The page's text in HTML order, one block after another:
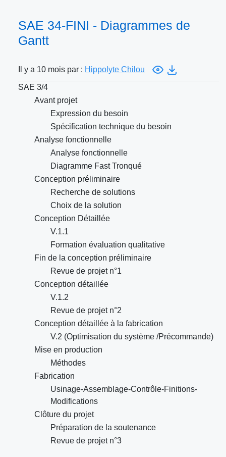
SAE 34-FINI - Diagrammes de
Gantt
Il y a 10 mois par : Hippolyte Chilou
SAE 3/4
Avant projet
Expression du besoin
Spécification technique du besoin
Analyse fonctionnelle
Analyse fonctionnelle
Diagramme Fast Tronqué
Conception préliminaire
Recherche de solutions
Choix de la solution
Conception Détaillée
V.1.1
Formation évaluation qualitative
Fin de la conception préliminaire
Revue de projet n°1
Conception détaillée
V.1.2
Revue de projet n°2
Conception détaillée à la fabrication
V.2 (Optimisation du système /Précommande)
Mise en production
Méthodes
Fabrication
Usinage-Assemblage-Contrôle-Finitions-
Modifications
Clôture du projet
Préparation de la soutenance
Revue de projet n°3